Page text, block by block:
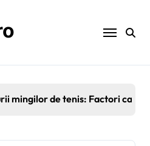
utilizare în interior: